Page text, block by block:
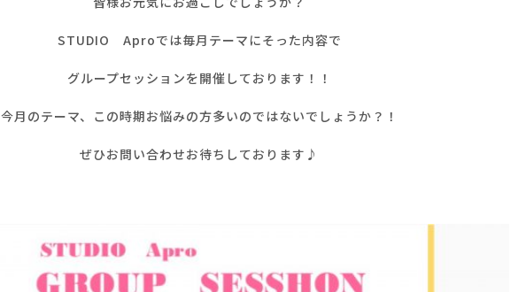
STUDIO Aproでは毎月テーマにそった内容で
グループセッションを開催しております！！
今月のテーマ、この時期お悩みの方多いのではないでしょうか？！
ぜひお問い合わせお待ちしております♪